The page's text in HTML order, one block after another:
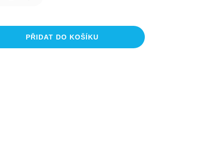
PŘIDAT DO KOŠÍKU